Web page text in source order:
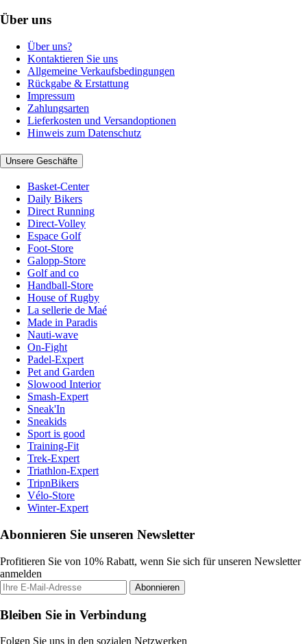
Über uns
Über uns?
Kontaktieren Sie uns
Allgemeine Verkaufsbedingungen
Rückgabe & Erstattung
Impressum
Zahlungsarten
Lieferkosten und Versandoptionen
Hinweis zum Datenschutz
Unsere Geschäfte
Basket-Center
Daily Bikers
Direct Running
Direct-Volley
Espace Golf
Foot-Store
Galopp-Store
Golf and co
Handball-Store
House of Rugby
La sellerie de Maé
Made in Paradis
Nauti-wave
On-Fight
Padel-Expert
Pet and Garden
Slowood Interior
Smash-Expert
Sneak'In
Sneakids
Sport is good
Training-Fit
Trek-Expert
Triathlon-Expert
TripnBikers
Vélo-Store
Winter-Expert
Abonnieren Sie unseren Newsletter
Profitieren Sie von 10% Rabatt, wenn Sie sich für unseren Newsletter
anmelden
Abonnieren
Bleiben Sie in Verbindung
Folgen Sie uns in den sozialen Netzwerken